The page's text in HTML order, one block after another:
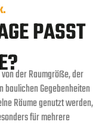
PASST
der Raumgröße, der
Gegebenheiten
Räume genutzt werden,
für mehrere